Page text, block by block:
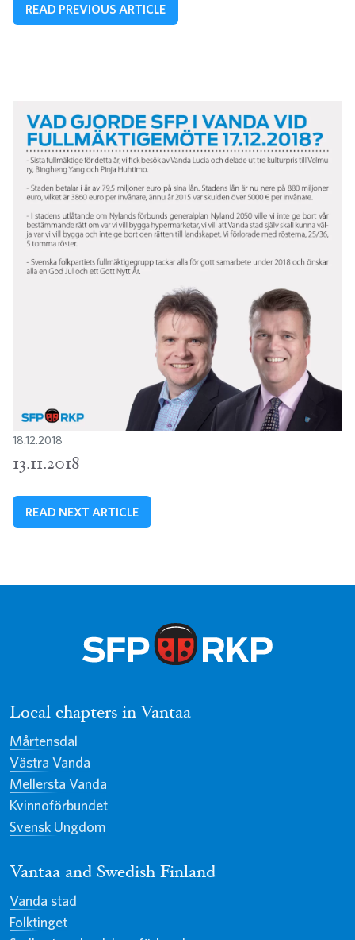
READ PREVIOUS ARTICLE
18.12.2018
13.11.2018
READ NEXT ARTICLE
Local chapters in Vantaa
Mårtensdal
Västra Vanda
Mellersta Vanda
Kvinnoförbundet
Svensk Ungdom
Vantaa and Swedish Finland
Vanda stad
Folktinget